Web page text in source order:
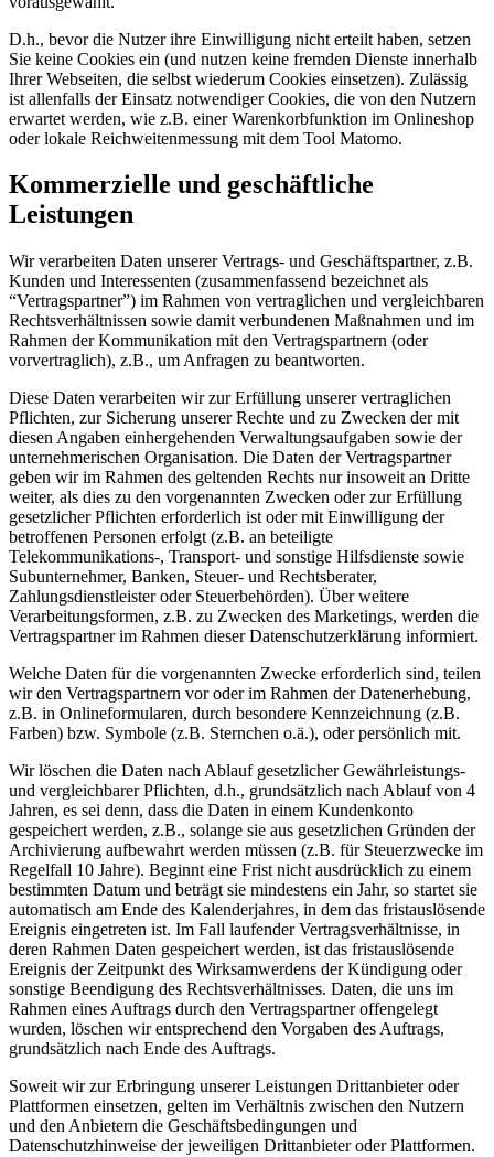
D.h., bevor die Nutzer ihre Einwilligung nicht erteilt haben, setzen
Sie keine Cookies ein (und nutzen keine fremden Dienste innerhalb
Ihrer Webseiten, die selbst wiederum Cookies einsetzen). Zulässig
ist allenfalls der Einsatz notwendiger Cookies, die von den Nutzern
erwartet werden, wie z.B. einer Warenkorbfunktion im Onlineshop
oder lokale Reichweitenmessung mit dem Tool Matomo.
Kommerzielle und geschäftliche
Leistungen
Wir verarbeiten Daten unserer Vertrags- und Geschäftspartner, z.B.
Kunden und Interessenten (zusammenfassend bezeichnet als
“Vertragspartner”) im Rahmen von vertraglichen und vergleichbaren
Rechtsverhältnissen sowie damit verbundenen Maßnahmen und im
Rahmen der Kommunikation mit den Vertragspartnern (oder
vorvertraglich), z.B., um Anfragen zu beantworten.
Diese Daten verarbeiten wir zur Erfüllung unserer vertraglichen
Pflichten, zur Sicherung unserer Rechte und zu Zwecken der mit
diesen Angaben einhergehenden Verwaltungsaufgaben sowie der
unternehmerischen Organisation. Die Daten der Vertragspartner
geben wir im Rahmen des geltenden Rechts nur insoweit an Dritte
weiter, als dies zu den vorgenannten Zwecken oder zur Erfüllung
gesetzlicher Pflichten erforderlich ist oder mit Einwilligung der
betroffenen Personen erfolgt (z.B. an beteiligte
Telekommunikations-, Transport- und sonstige Hilfsdienste sowie
Subunternehmer, Banken, Steuer- und Rechtsberater,
Zahlungsdienstleister oder Steuerbehörden). Über weitere
Verarbeitungsformen, z.B. zu Zwecken des Marketings, werden die
Vertragspartner im Rahmen dieser Datenschutzerklärung informiert.
Welche Daten für die vorgenannten Zwecke erforderlich sind, teilen
wir den Vertragspartnern vor oder im Rahmen der Datenerhebung,
z.B. in Onlineformularen, durch besondere Kennzeichnung (z.B.
Farben) bzw. Symbole (z.B. Sternchen o.ä.), oder persönlich mit.
Wir löschen die Daten nach Ablauf gesetzlicher Gewährleistungs-
und vergleichbarer Pflichten, d.h., grundsätzlich nach Ablauf von 4
Jahren, es sei denn, dass die Daten in einem Kundenkonto
gespeichert werden, z.B., solange sie aus gesetzlichen Gründen der
Archivierung aufbewahrt werden müssen (z.B. für Steuerzwecke im
Regelfall 10 Jahre). Beginnt eine Frist nicht ausdrücklich zu einem
bestimmten Datum und beträgt sie mindestens ein Jahr, so startet sie
automatisch am Ende des Kalenderjahres, in dem das fristauslösende
Ereignis eingetreten ist. Im Fall laufender Vertragsverhältnisse, in
deren Rahmen Daten gespeichert werden, ist das fristauslösende
Ereignis der Zeitpunkt des Wirksamwerdens der Kündigung oder
sonstige Beendigung des Rechtsverhältnisses. Daten, die uns im
Rahmen eines Auftrags durch den Vertragspartner offengelegt
wurden, löschen wir entsprechend den Vorgaben des Auftrags,
grundsätzlich nach Ende des Auftrags.
Soweit wir zur Erbringung unserer Leistungen Drittanbieter oder
Plattformen einsetzen, gelten im Verhältnis zwischen den Nutzern
und den Anbietern die Geschäftsbedingungen und
Datenschutzhinweise der jeweiligen Drittanbieter oder Plattformen.